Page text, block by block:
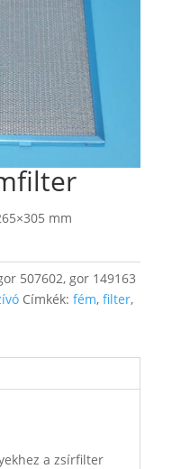
mm
507602, gor 149163
Címkék: fém, filter,
a zsírfilter